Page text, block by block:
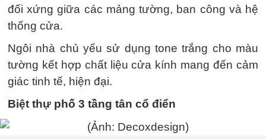
đối xứng giữa các mảng tường, ban công và hệ
thống cửa.
Ngôi nhà chủ yếu sử dụng tone trắng cho màu
tường kết hợp chất liệu cửa kính mang đến cảm
giác tinh tế, hiện đại.
Biệt thự phố 3 tầng tân cổ điển